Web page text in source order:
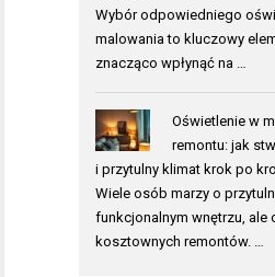
Wybór odpowiedniego
malowania to kluczowy
znacząco wpłynąć na …
Oświetlenie w
remontu: jak
i przytulny klimat krok po
Wiele osób marzy o
funkcjonalnym wnętrzu, ale
kosztownych remontów. …